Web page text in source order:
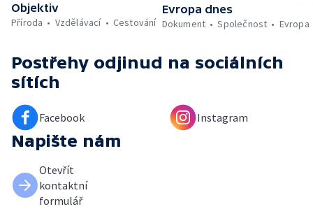
Objektiv
Příroda
Vzdělávací Cestování
Evropa dnes
Dokument
Společnost Evropa
Postřehy odjinud na sociálních
sítích
Facebook Instagram
Napište nám
Otevřít
kontaktní
formulář